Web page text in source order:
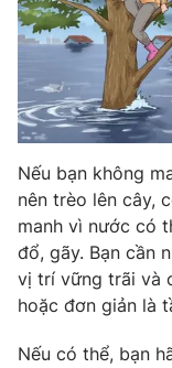
Hậu trường
Nhân vật
Khán giả
Giải sao mai
Điện ảnh
Âm nhạc
Sao
Đời sống
Du lịch
Làm đẹp
Chất lượng cuộc
Giáo dục
Tuyển sinh
Học trực tuyến
Công nghệ
Hitech Công
Sản phẩm
Thị trường
Tư vấn
Giao lưu trực
Lịch phát sóng
Nếu bạn không
nên trèo lên cây,
manh vì nước có
đổ, gãy. Bạn cần
vị trí vững trãi và
hoặc đơn giản là
Nếu có thể, bạn